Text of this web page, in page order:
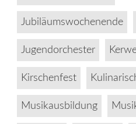
Jubiläumswochenende
Jugendorchester
Kirschenfest
Musikausbildung